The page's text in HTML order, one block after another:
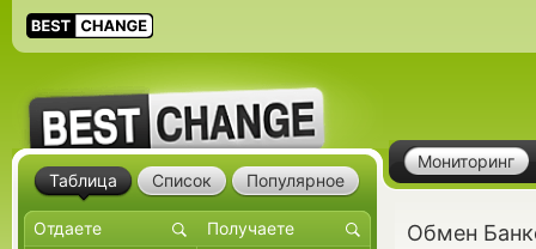
Мониторинг
Обмен
Таблица Список Популярное